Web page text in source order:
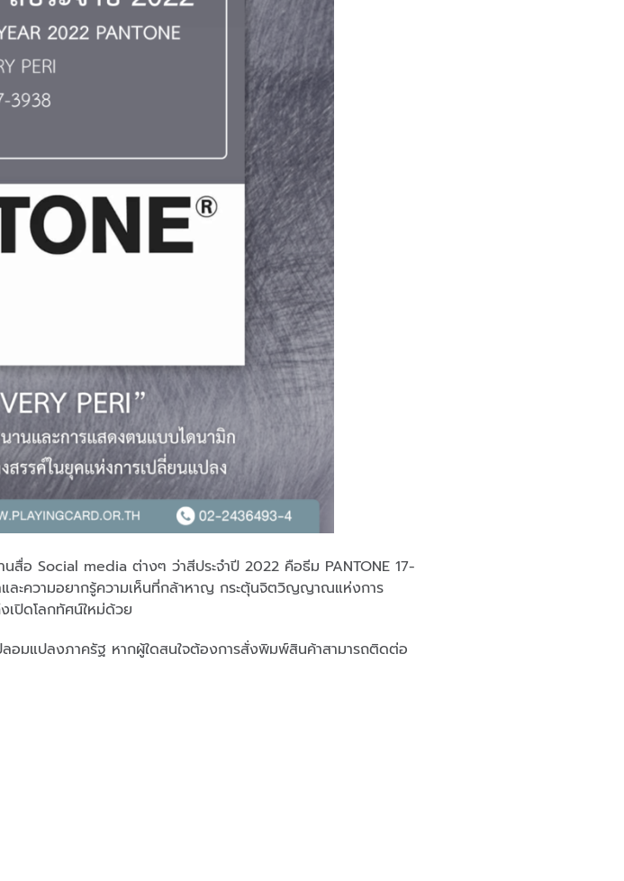
สื่อ Social media ต่างๆ ว่าสีประจำปี 2022 คือธีม PANTONE 17-
ละความอยากรู้ความเห็นที่กล้าหาญ กระตุ้นจิตวิญญาณแห่งการ
เปิดโลกทัศน์ใหม่ด้วย
มแปลงภาครัฐ หากผู้ใดสนใจต้องการสั่งพิมพ์สินค้าสามารถติดต่อ